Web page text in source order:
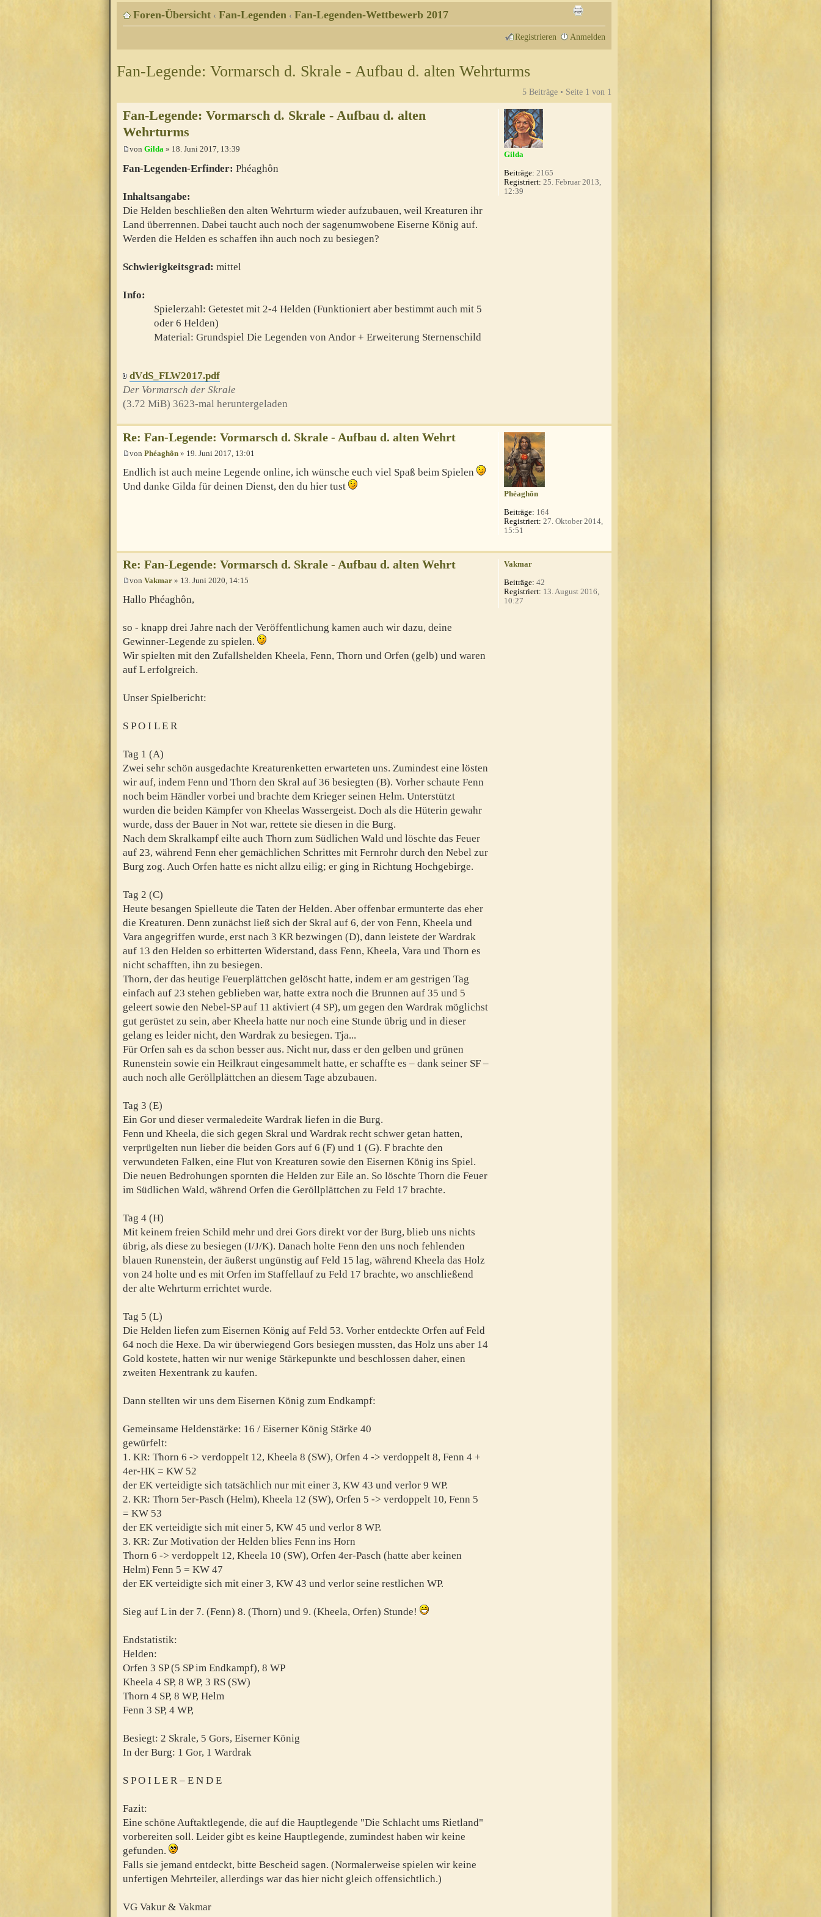
Foren-Übersicht ‹ Fan-Legenden ‹ Fan-Legenden-Wettbewerb 2017
Registrieren Anmelden
Fan-Legende: Vormarsch d. Skrale - Aufbau d. alten Wehrturms
5 Beiträge • Seite 1 von 1
Fan-Legende: Vormarsch d. Skrale - Aufbau d. alten
Wehrturms
von Gilda » 18. Juni 2017, 13:39
Fan-Legenden-Erfinder: Phéaghôn
Inhaltsangabe:
Die Helden beschließen den alten Wehrturm wieder aufzubauen, weil Kreaturen ihr
Land überrennen. Dabei taucht auch noch der sagenumwobene Eiserne König auf.
Werden die Helden es schaffen ihn auch noch zu besiegen?
Schwierigkeitsgrad: mittel
Info:
Spielerzahl: Getestet mit 2-4 Helden (Funktioniert aber bestimmt auch mit 5
oder 6 Helden)
Material: Grundspiel Die Legenden von Andor + Erweiterung Sternenschild
dVdS_FLW2017.pdf
Der Vormarsch der Skrale
(3.72 MiB) 3623-mal heruntergeladen
Gilda
Beiträge: 2165
Registriert: 25. Februar 2013,
12:39
Re: Fan-Legende: Vormarsch d. Skrale - Aufbau d. alten Wehrt
von Phéaghôn » 19. Juni 2017, 13:01
Endlich ist auch meine Legende online, ich wünsche euch viel Spaß beim Spielen
Und danke Gilda für deinen Dienst, den du hier tust
Phéaghôn
Beiträge: 164
Registriert: 27. Oktober 2014,
15:51
Re: Fan-Legende: Vormarsch d. Skrale - Aufbau d. alten Wehrt
von Vakmar » 13. Juni 2020, 14:15
Hallo Phéaghôn,
so - knapp drei Jahre nach der Veröffentlichung kamen auch wir dazu, deine
Gewinner-Legende zu spielen.
Wir spielten mit den Zufallshelden Kheela, Fenn, Thorn und Orfen (gelb) und waren
auf L erfolgreich.
Unser Spielbericht:
S P O I L E R
Tag 1 (A)
Zwei sehr schön ausgedachte Kreaturenketten erwarteten uns. Zumindest eine lösten
wir auf, indem Fenn und Thorn den Skral auf 36 besiegten (B). Vorher schaute Fenn
noch beim Händler vorbei und brachte dem Krieger seinen Helm. Unterstützt
wurden die beiden Kämpfer von Kheelas Wassergeist. Doch als die Hüterin gewahr
wurde, dass der Bauer in Not war, rettete sie diesen in die Burg.
Nach dem Skralkampf eilte auch Thorn zum Südlichen Wald und löschte das Feuer
auf 23, während Fenn eher gemächlichen Schrittes mit Fernrohr durch den Nebel zur
Burg zog. Auch Orfen hatte es nicht allzu eilig; er ging in Richtung Hochgebirge.
Tag 2 (C)
Heute besangen Spielleute die Taten der Helden. Aber offenbar ermunterte das eher
die Kreaturen. Denn zunächst ließ sich der Skral auf 6, der von Fenn, Kheela und
Vara angegriffen wurde, erst nach 3 KR bezwingen (D), dann leistete der Wardrak
auf 13 den Helden so erbitterten Widerstand, dass Fenn, Kheela, Vara und Thorn es
nicht schafften, ihn zu besiegen.
Thorn, der das heutige Feuerplättchen gelöscht hatte, indem er am gestrigen Tag
einfach auf 23 stehen geblieben war, hatte extra noch die Brunnen auf 35 und 5
geleert sowie den Nebel-SP auf 11 aktiviert (4 SP), um gegen den Wardrak möglichst
gut gerüstet zu sein, aber Kheela hatte nur noch eine Stunde übrig und in dieser
gelang es leider nicht, den Wardrak zu besiegen. Tja...
Für Orfen sah es da schon besser aus. Nicht nur, dass er den gelben und grünen
Runenstein sowie ein Heilkraut eingesammelt hatte, er schaffte es – dank seiner SF –
auch noch alle Geröllplättchen an diesem Tage abzubauen.
Tag 3 (E)
Ein Gor und dieser vermaledeite Wardrak liefen in die Burg.
Fenn und Kheela, die sich gegen Skral und Wardrak recht schwer getan hatten,
verprügelten nun lieber die beiden Gors auf 6 (F) und 1 (G). F brachte den
verwundeten Falken, eine Flut von Kreaturen sowie den Eisernen König ins Spiel.
Die neuen Bedrohungen spornten die Helden zur Eile an. So löschte Thorn die Feuer
im Südlichen Wald, während Orfen die Geröllplättchen zu Feld 17 brachte.
Tag 4 (H)
Mit keinem freien Schild mehr und drei Gors direkt vor der Burg, blieb uns nichts
übrig, als diese zu besiegen (I/J/K). Danach holte Fenn den uns noch fehlenden
blauen Runenstein, der äußerst ungünstig auf Feld 15 lag, während Kheela das Holz
von 24 holte und es mit Orfen im Staffellauf zu Feld 17 brachte, wo anschließend
der alte Wehrturm errichtet wurde.
Tag 5 (L)
Die Helden liefen zum Eisernen König auf Feld 53. Vorher entdeckte Orfen auf Feld
64 noch die Hexe. Da wir überwiegend Gors besiegen mussten, das Holz uns aber 14
Gold kostete, hatten wir nur wenige Stärkepunkte und beschlossen daher, einen
zweiten Hexentrank zu kaufen.
Dann stellten wir uns dem Eisernen König zum Endkampf:
Gemeinsame Heldenstärke: 16 / Eiserner König Stärke 40
gewürfelt:
1. KR: Thorn 6 -> verdoppelt 12, Kheela 8 (SW), Orfen 4 -> verdoppelt 8, Fenn 4 +
4er-HK = KW 52
der EK verteidigte sich tatsächlich nur mit einer 3, KW 43 und verlor 9 WP.
2. KR: Thorn 5er-Pasch (Helm), Kheela 12 (SW), Orfen 5 -> verdoppelt 10, Fenn 5
= KW 53
der EK verteidigte sich mit einer 5, KW 45 und verlor 8 WP.
3. KR: Zur Motivation der Helden blies Fenn ins Horn
Thorn 6 -> verdoppelt 12, Kheela 10 (SW), Orfen 4er-Pasch (hatte aber keinen
Helm) Fenn 5 = KW 47
der EK verteidigte sich mit einer 3, KW 43 und verlor seine restlichen WP.
Sieg auf L in der 7. (Fenn) 8. (Thorn) und 9. (Kheela, Orfen) Stunde!
Endstatistik:
Helden:
Orfen 3 SP (5 SP im Endkampf), 8 WP
Kheela 4 SP, 8 WP, 3 RS (SW)
Thorn 4 SP, 8 WP, Helm
Fenn 3 SP, 4 WP,
Besiegt: 2 Skrale, 5 Gors, Eiserner König
In der Burg: 1 Gor, 1 Wardrak
S P O I L E R – E N D E
Fazit:
Eine schöne Auftaktlegende, die auf die Hauptlegende "Die Schlacht ums Rietland"
vorbereiten soll. Leider gibt es keine Hauptlegende, zumindest haben wir keine
gefunden.
Falls sie jemand entdeckt, bitte Bescheid sagen. (Normalerweise spielen wir keine
unfertigen Mehrteiler, allerdings war das hier nicht gleich offensichtlich.)
VG Vakur & Vakmar
Vakmar
Beiträge: 42
Registriert: 13. August 2016,
10:27